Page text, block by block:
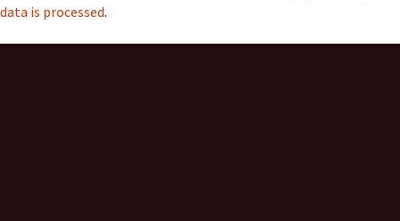
data is processed.